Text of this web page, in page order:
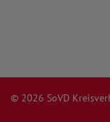
© 2026 SoVD